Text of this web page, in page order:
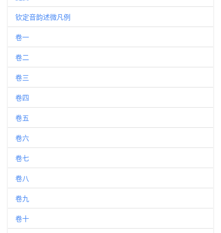
钦定音韵述微凡例
卷一
卷二
卷三
卷四
卷五
卷六
卷七
卷八
卷九
卷十